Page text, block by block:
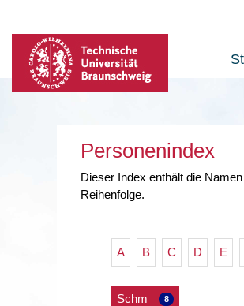
Personenindex
Dieser Index enthält die
Reihenfolge.
A B C D E
Schm 8